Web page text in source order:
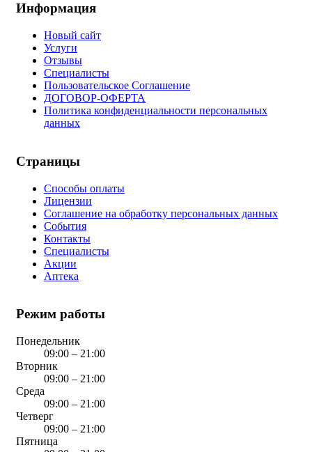
Информация
Новый сайт
Услуги
Отзывы
Специалисты
Пользовательское Соглашение
ДОГОВОР-ОФЕРТА
Политика конфиденциальности персональных
данных
Страницы
Способы оплаты
Лицензии
Соглашение на обработку персональных данных
События
Контакты
Специалисты
Акции
Аптека
Режим работы
Понедельник
09:00 – 21:00
Вторник
09:00 – 21:00
Среда
09:00 – 21:00
Четверг
09:00 – 21:00
Пятница